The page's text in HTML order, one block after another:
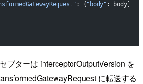
: { "body" : body}
プターは interceptorOutputVersion を
に転送する